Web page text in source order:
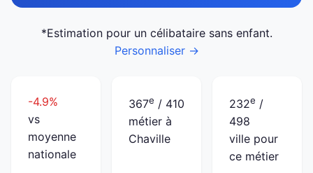
*Estimation pour un célibataire sans enfant.
Personnaliser →
-4.9%
vs
moyenne
nationale
367e / 410
métier à
Chaville
232e /
498
ville pour
ce métier